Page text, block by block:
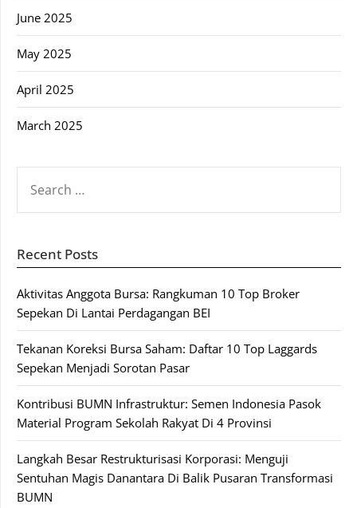
June 2025
May 2025
April 2025
March 2025
FOR:
Recent Posts
Aktivitas Anggota Bursa: Rangkuman 10 Top Broker
Sepekan Di Lantai Perdagangan BEI
Tekanan Koreksi Bursa Saham: Daftar 10 Top Laggards
Sepekan Menjadi Sorotan Pasar
Kontribusi BUMN Infrastruktur: Semen Indonesia Pasok
Material Program Sekolah Rakyat Di 4 Provinsi
Langkah Besar Restrukturisasi Korporasi: Menguji
Sentuhan Magis Danantara Di Balik Pusaran Transformasi
BUMN